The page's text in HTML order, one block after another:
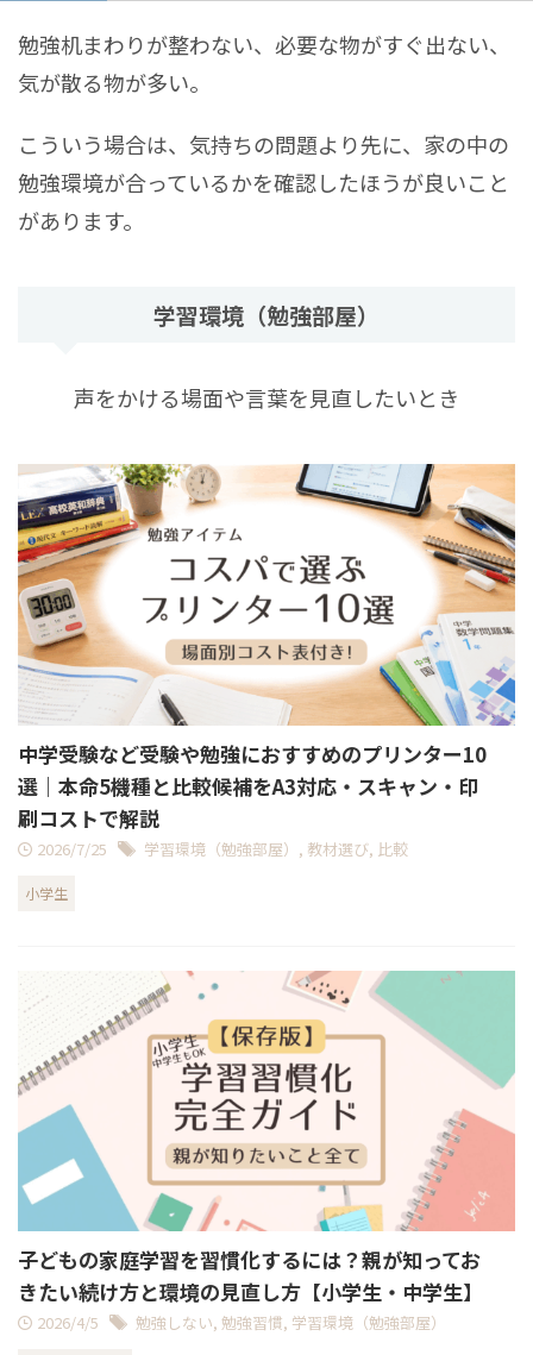
勉強机まわりが整わない、必要な物がすぐ出ない、
気が散る物が多い。
こういう場合は、気持ちの問題より先に、家の中の
勉強環境が合っているかを確認したほうが良いこと
があります。
学習環境（勉強部屋）
声をかける場面や言葉を見直したいとき
中学受験など受験や勉強におすすめのプリンター10
選｜本命5機種と比較候補をA3対応・スキャン・印
刷コストで解説
2026/7/25 学習環境（勉強部屋） , 教材選び, 比較
小学生
子どもの家庭学習を習慣化するには？親が知ってお
きたい続け方と環境の見直し方【小学生・中学生】
2026/4/5 勉強しない, 勉強習慣, 学習環境（勉強部屋）